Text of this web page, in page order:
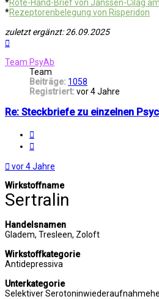
*Rote-Hand-Brief von Janssen-Cilag
*Rezeptorenbelegung von Risperidon
zuletzt ergänzt: 26.09.2025
Team PsyAb
Team
Beiträge: 1058
Registriert: vor 4 Jahre
Re: Steckbriefe zu einzelnen
vor 4 Jahre
Wirkstoffname
Sertralin
Handelsnamen
Gladem, Tresleen, Zoloft
Wirkstoffkategorie
Antidepressiva
Unterkategorie
Selektiver